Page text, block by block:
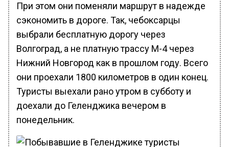
При этом они поменяли маршрут в надежде
сэкономить в дороге. Так, чебоксарцы
выбрали бесплатную дорогу через
Волгоград, а не платную трассу М-4 через
Нижний Новгород как в прошлом году. Всего
они проехали 1800 километров в один конец.
Туристы выехали рано утром в субботу и
доехали до Геленджика вечером в
понедельник.